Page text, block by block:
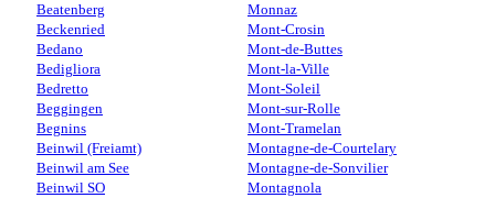
Beatenberg
Beckenried
Bedano
Bedigliora
Bedretto
Beggingen
Begnins
Beinwil (Freiamt)
Beinwil am See
Beinwil SO
Monnaz
Mont-Crosin
Mont-de-Buttes
Mont-la-Ville
Mont-Soleil
Mont-sur-Rolle
Mont-Tramelan
Montagne-de-Courtelary
Montagne-de-Sonvilier
Montagnola